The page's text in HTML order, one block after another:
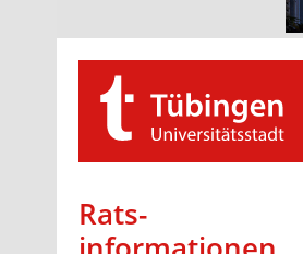
Rats­